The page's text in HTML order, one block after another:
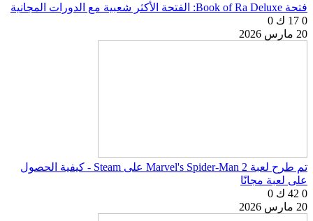
فتحة Book of Ra Deluxe: الفتحة الأكثر شعبية مع الدورات المجانية
0 17 ك
0
20 مارس 2026
تم طرح لعبة Marvel's Spider-Man 2 على Steam - كيفية الحصول
على لعبة مجانًا
0 42 ك
0
20 مارس 2026